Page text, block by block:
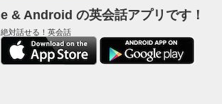
& Android の英会話アプリです！
絶対話せる！英会話